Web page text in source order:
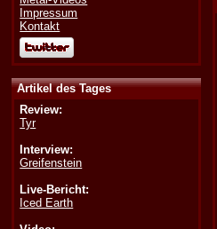
Impressum
Kontakt
Artikel des Tages
Review:
Tyr
Interview:
Greifenstein
Live-Bericht:
Iced Earth